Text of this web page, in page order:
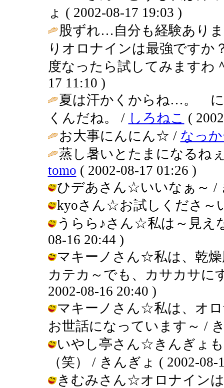
ょ ( 2002-08-17 19:03 )
股ずれ…自分も経験あり
りオロナインは最強ですか
度なったら試してみますわ
17 11:10 )
夏は汗かくからね…。 に
くんだね。 / しろねこ (
お大事にんにん☆ / なっ
蒸し暑いとたまになるね
tomo ( 2002-08-17 01:26 )
ひデあさん☆いいなぁ～ /
kyoさん☆お試しくださ～
うらら♪さん☆私は～見え
08-16 20:44 )
マキーノさん☆私は、乾
カテカ～でも、カサカサに
2002-08-16 20:40 )
マキーノさん☆私は、オ
お世話になっています～ /
いやし亭さん☆きんぎょ
（笑） / きんぎょ ( 2002-08-
きむみさん☆オロナイン